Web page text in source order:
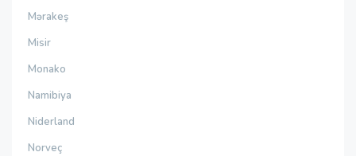
Mərakeş
Misir
Monako
Namibiya
Niderland
Norveç